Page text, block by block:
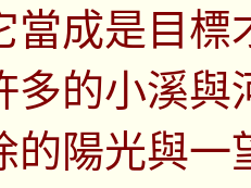
當成是目標
多的小溪
的陽光與一